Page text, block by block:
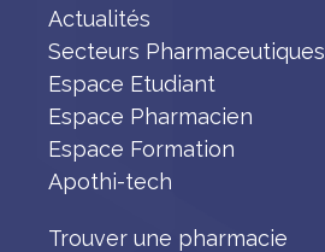
Actualités
Secteurs Pharmaceutiques
Espace Etudiant
Espace Pharmacien
Espace Formation
Apothi-tech
Trouver une pharmacie